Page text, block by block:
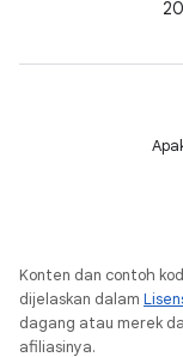
Konten dan contoh
dijelaskan dalam
dagang atau merek
afiliasinya.